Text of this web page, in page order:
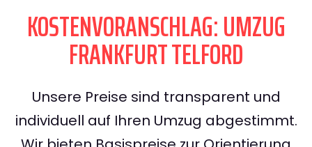
KOSTENVORANSCHLAG: UMZUG
FRANKFURT TELFORD
Unsere Preise sind transparent und
individuell auf Ihren Umzug abgestimmt.